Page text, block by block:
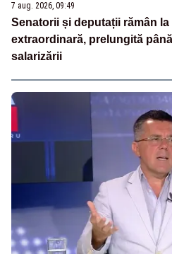
7 aug. 2026, 09:49
Senatorii și deputații rămân
extraordinară, prelungită
salarizării